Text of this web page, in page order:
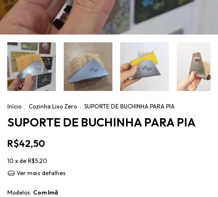
Início . Cozinha Lixo Zero . SUPORTE DE BUCHINHA PARA PIA
SUPORTE DE BUCHINHA PARA PIA
R$42,50
10 x de R$5,20
Ver mais detalhes
Modelos: Com Imã